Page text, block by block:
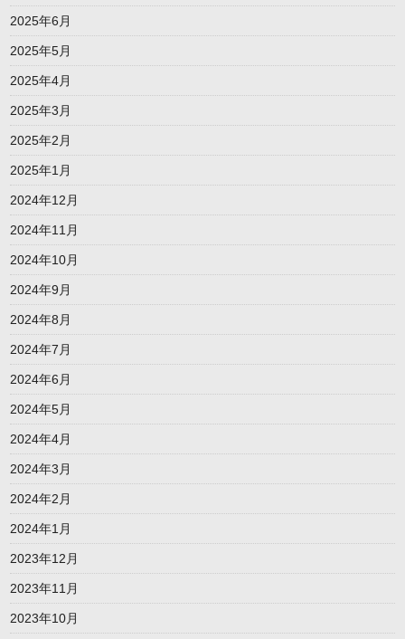
2025年6月
2025年5月
2025年4月
2025年3月
2025年2月
2025年1月
2024年12月
2024年11月
2024年10月
2024年9月
2024年8月
2024年7月
2024年6月
2024年5月
2024年4月
2024年3月
2024年2月
2024年1月
2023年12月
2023年11月
2023年10月